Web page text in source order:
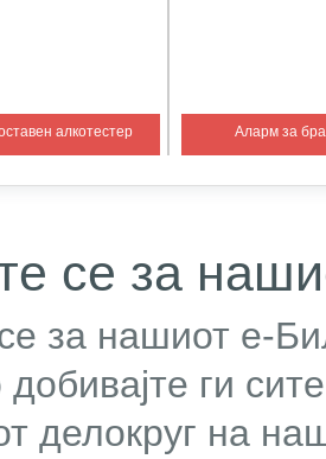
алкотестер Аларм за
се за
за нашиот е-
ги
делокруг на